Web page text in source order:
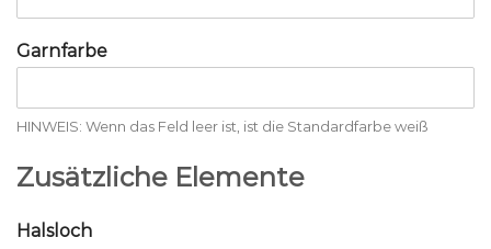
Garnfarbe
HINWEIS: Wenn das Feld leer ist, ist die Standardfarbe weiß
Zusätzliche Elemente
Halsloch